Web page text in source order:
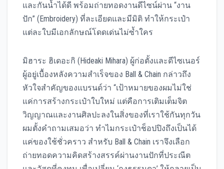
และกันน้ำได้ดี พร้อมถ่ายทอดงานดีไซน์ผ่าน “งาน
ปัก” (Embroidery) ที่ละเอียดและมีมิติ ทำให้กระเป๋า
แต่ละใบมีเอกลักษณ์โดดเด่นไม่ซ้ำใคร
มิฮาระ ฮิเดอะกิ (Hideaki Mihara) ผู้ก่อตั้งและดีไซเนอร์
ผู้อยู่เบื้องหลังความสำเร็จของ Ball & Chain กล่าวถึง
หัวใจสำคัญของแบรนด์ว่า “เป้าหมายของผมไม่ใช่
แค่การสร้างกระเป๋าใบใหม่ แต่คือการเติมเต็มจิต
วิญญาณและงานศิลปะลงในสิ่งของที่เราใช้กันทุกวัน
ผมตั้งคำถามเสมอว่า ทำไมกระเป๋าช็อปปิงถึงเป็นได้
แค่ของใช้ชั่วคราว สำหรับ Ball & Chain เราจึงเลือก
ถ่ายทอดความคิดสร้างสรรค์ผ่านงานปักที่ประณีต